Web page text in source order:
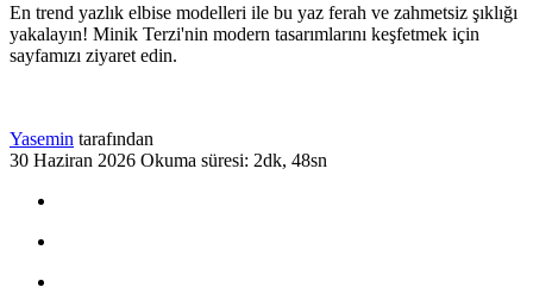
En trend yazlık elbise modelleri ile bu yaz ferah ve zahmetsiz şıklığı
yakalayın! Minik Terzi'nin modern tasarımlarını keşfetmek için
sayfamızı ziyaret edin.
Yasemin tarafından
30 Haziran 2026 Okuma süresi: 2dk, 48sn